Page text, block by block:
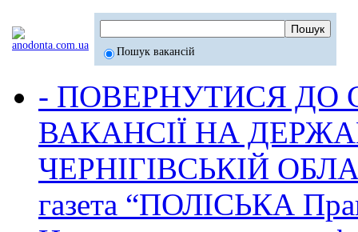
Пошук вакансій
- ПОВЕРНУТИСЯ ДО
ВАКАНСІЇ НА
ЧЕРНІГІВСЬКІЙ
газета “ПОЛІСЬКА